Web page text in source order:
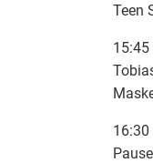
Teen
Pause